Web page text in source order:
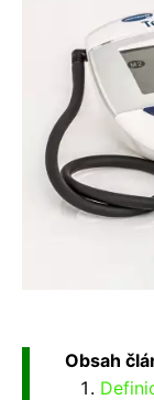
Obsah